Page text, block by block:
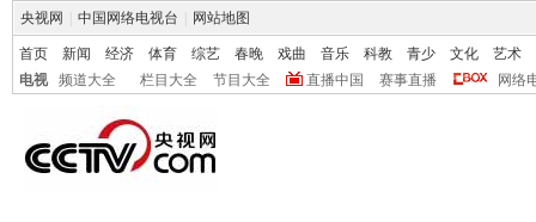
央视网 中国网络电视台 网站地图
首页 新闻 经济 体育 综艺 春晚 戏曲 音乐 科教 青少 文化
艺术
电视
频道大全 栏目大全 节目大全 直播中国 赛事直播 网络